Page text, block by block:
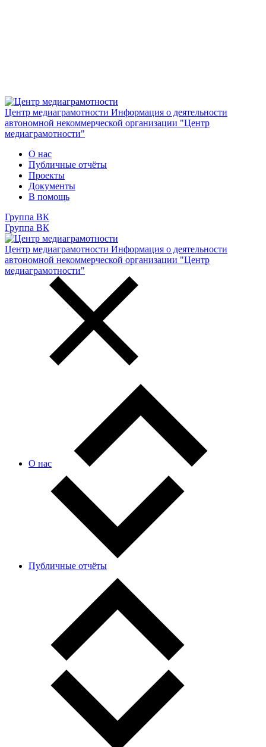
Центр медиаграмотности Информация о деятельности
автономной некоммерческой организации "Центр
медиаграмотности"
О нас
Публичные отчёты
Проекты
Документы
В помощь
Группа ВК
Группа ВК
Центр медиаграмотности Информация о деятельности
автономной некоммерческой организации "Центр
медиаграмотности"
О нас
Публичные отчёты